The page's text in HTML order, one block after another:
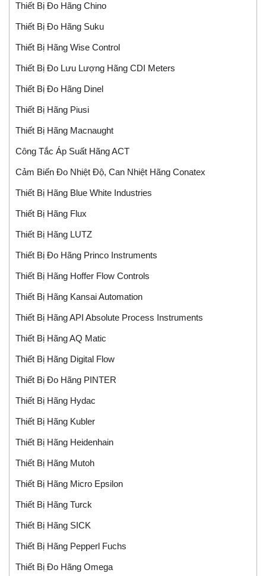
Thiết Bị Đo Hãng Chino
Thiết Bị Đo Hãng Suku
Thiết Bị Hãng Wise Control
Thiết Bị Đo Lưu Lượng Hãng CDI Meters
Thiết Bị Đo Hãng Dinel
Thiết Bị Hãng Piusi
Thiết Bị Hãng Macnaught
Công Tắc Áp Suất Hãng ACT
Cảm Biến Đo Nhiệt Độ, Can Nhiệt Hãng Conatex
Thiết Bị Hãng Blue White Industries
Thiết Bị Hãng Flux
Thiết Bị Hãng LUTZ
Thiết Bị Đo Hãng Princo Instruments
Thiết Bị Hãng Hoffer Flow Controls
Thiết Bị Hãng Kansai Automation
Thiết Bị Hãng API Absolute Process Instruments
Thiết Bị Hãng AQ Matic
Thiết Bị Hãng Digital Flow
Thiết Bị Đo Hãng PINTER
Thiết Bị Hãng Hydac
Thiết Bị Hãng Kubler
Thiết Bị Hãng Heidenhain
Thiết Bị Hãng Mutoh
Thiết Bị Hãng Micro Epsilon
Thiết Bị Hãng Turck
Thiết Bị Hãng SICK
Thiết Bị Hãng Pepperl Fuchs
Thiết Bị Đo Hãng Omega